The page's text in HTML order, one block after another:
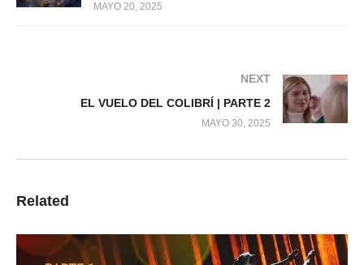
MAYO 20, 2025
NEXT
EL VUELO DEL COLIBRÍ | PARTE 2
MAYO 30, 2025
Related